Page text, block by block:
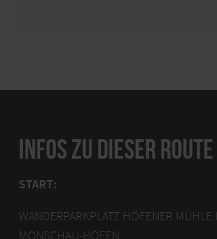
INFOS ZU DIESER ROUTE
START:
WANDERPARKPLATZ HÖFENER